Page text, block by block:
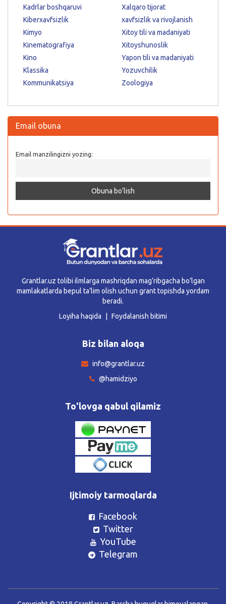
Kadrlar boshqaruvi
Kiberxavfsizlik
Kimyo
Kinematografiya
Kino
Klassika
Kommunikatsiya
Xalqaro tijorat
xavfsizlik va rivojlanish
Xitoy tili va madaniyati
Xitoyshunoslik
Yapon tili va madaniyati
Yozuvchilik
Zoologiya
Email obuna
Email manzilingizni yozing:
Grantlar.uz tolibi ilmlarga mashriqdan mag’ribgacha bo’lgan
mamlakatlarda bepul ta’lim olish uchun grant topishda yordam
beradi.
Loyiha haqida
Foydalanish bitimi
Biz bilan aloqa
info@grantlar.uz
@hamidziyo
To'lovga qabul qilamiz
Ijtimoiy tarmoqlarda
Facebook
Twitter
YouTube
Telegram